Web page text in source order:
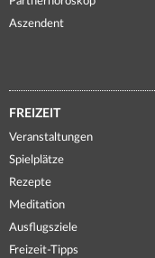
Aszendent
FREIZEIT
Veranstaltungen
Spielplätze
Rezepte
Meditation
Ausflugsziele
Freizeit-Tipps